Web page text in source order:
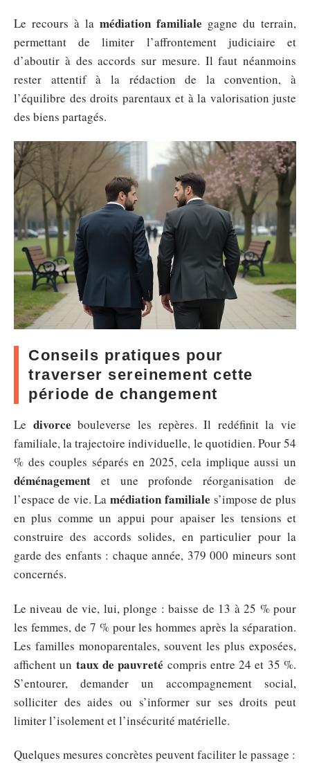
Le recours à la médiation familiale gagne du terrain,
permettant de limiter l’affrontement judiciaire et
d’aboutir à des accords sur mesure. Il faut néanmoins
rester attentif à la rédaction de la convention, à
l’équilibre des droits parentaux et à la valorisation juste
des biens partagés.
Conseils pratiques pour
traverser sereinement cette
période de changement
Le divorce bouleverse les repères. Il redéfinit la vie
familiale, la trajectoire individuelle, le quotidien. Pour 54
% des couples séparés en 2025, cela implique aussi un
déménagement et une profonde réorganisation de
l’espace de vie. La médiation familiale s’impose de plus
en plus comme un appui pour apaiser les tensions et
construire des accords solides, en particulier pour la
garde des enfants : chaque année, 379 000 mineurs sont
concernés.
Le niveau de vie, lui, plonge : baisse de 13 à 25 % pour
les femmes, de 7 % pour les hommes après la séparation.
Les familles monoparentales, souvent les plus exposées,
affichent un taux de pauvreté compris entre 24 et 35 %.
S’entourer, demander un accompagnement social,
solliciter des aides ou s’informer sur ses droits peut
limiter l’isolement et l’insécurité matérielle.
Quelques mesures concrètes peuvent faciliter le passage :